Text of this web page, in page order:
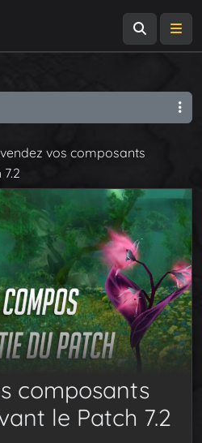
vos composants
composants
le Patch 7.2